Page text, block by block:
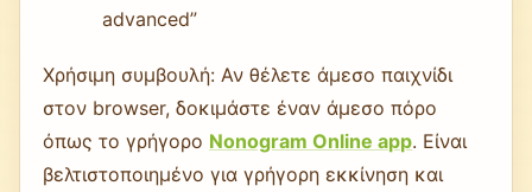
advanced”
Χρήσιμη συμβουλή: Αν θέλετε άμεσο παιχνίδι
στον browser, δοκιμάστε έναν άμεσο πόρο
όπως το γρήγορο Nonogram Online app. Είναι
βελτιστοποιημένο για γρήγορη εκκίνηση και